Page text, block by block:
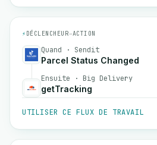
⚡ DÉCLENCHEUR→ACTION
Quand · Sendit
Parcel Status Changed
Ensuite · Big Delivery
getTracking
UTILISER CE FLUX DE TRAVAIL